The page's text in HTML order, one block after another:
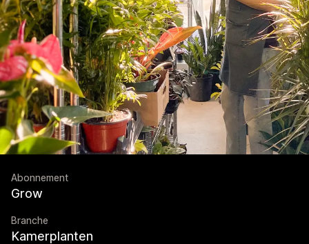
Abonnement
Grow
Branche
Kamerplanten